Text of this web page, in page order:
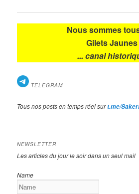
articles
Nous sommes
Gilets Jaunes
... canal
TELEGRAM
Tous nos posts en temps réel surt.me/
NEWSLETTER
Les articles du jour le soir dans un seul mail
Name